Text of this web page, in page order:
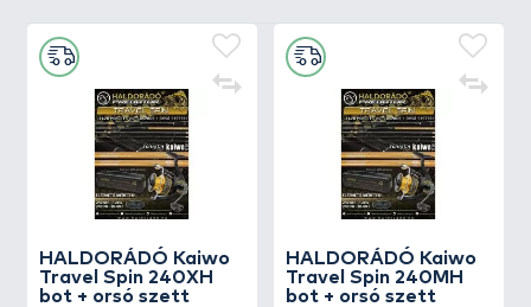
HALDORÁDÓ Kaiwo
Travel Spin 240XH
bot + orsó szett
HALDORÁDÓ Kaiwo
Travel Spin 240MH
bot + orsó szett